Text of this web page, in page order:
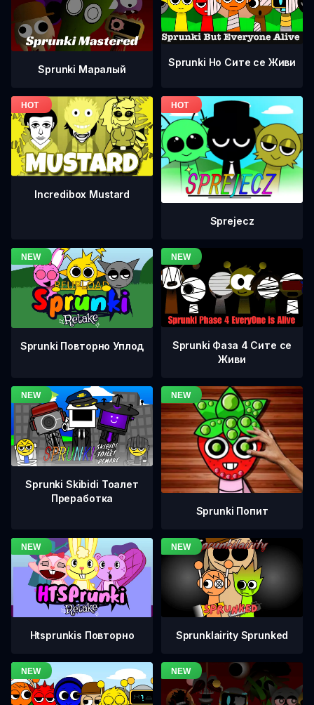
Sprunki Маралый
Sprunki Но Сите се Живи
Incredibox Mustard
Sprejecz
Sprunki Повторно Уплод
Sprunki Фаза 4 Сите се
Живи
Sprunki Skibidi Тоалет
Преработка
Sprunki Попит
Htsprunkis Повторно Sprunklairity Sprunked